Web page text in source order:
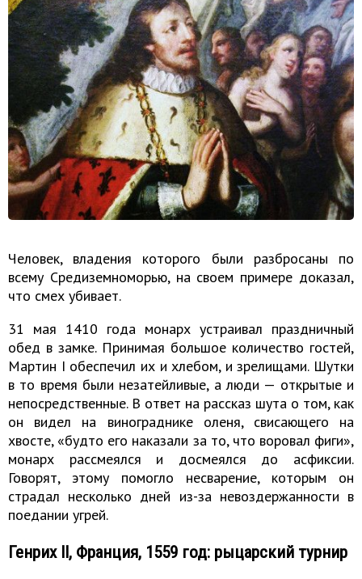
Человек, владения которого были разбросаны по
всему Средиземноморью, на своем примере доказал,
что смех убивает.
31 мая 1410 года монарх устраивал праздничный
обед в замке. Принимая большое количество гостей,
Мартин I обеспечил их и хлебом, и зрелищами. Шутки
в то время были незатейливые, а люди — открытые и
непосредственные. В ответ на рассказ шута о том, как
он видел на винограднике оленя, свисающего на
хвосте, «будто его наказали за то, что воровал фиги»,
монарх рассмеялся и досмеялся до асфиксии.
Говорят, этому помогло несварение, которым он
страдал несколько дней из-за невоздержанности в
поедании угрей.
Генрих II, Франция, 1559 год: рыцарский турнир